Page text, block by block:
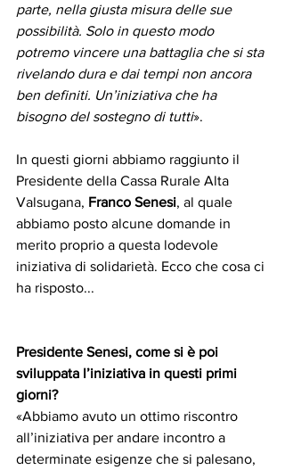
parte, nella giusta misura delle sue
possibilità. Solo in questo modo
potremo vincere una battaglia che si sta
rivelando dura e dai tempi non ancora
ben definiti. Un’iniziativa che ha
bisogno del sostegno di tutti».
In questi giorni abbiamo raggiunto il
Presidente della Cassa Rurale Alta
Valsugana, Franco Senesi, al quale
abbiamo posto alcune domande in
merito proprio a questa lodevole
iniziativa di solidarietà. Ecco che cosa ci
ha risposto...
Presidente Senesi, come si è poi
sviluppata l’iniziativa in questi primi
giorni?
«Abbiamo avuto un ottimo riscontro
all’iniziativa per andare incontro a
determinate esigenze che si palesano,